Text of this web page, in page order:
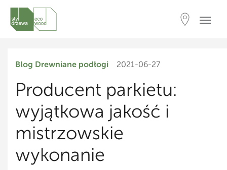
Blog Drewniane podłogi 2021-06-27
Producent parkietu:
wyjątkowa jakość i
mistrzowskie
wykonanie